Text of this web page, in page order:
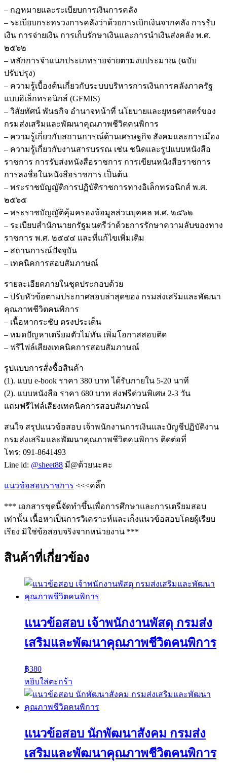
– กฎหมายและระเบียบการเงินการคลัง
– ระเบียบกระทรวงการคลังว่าด้วยการเบิกเงินจากคลัง การรับ
เงิน การจ่ายเงิน การเก็บรักษาเงินและการนำเงินส่งคลัง พ.ศ.
๒๕๖๒
– หลักการจำแนกประเภทรายจ่ายตามงบประมาณ (ฉบับ
ปรับปรุง)
– ความรู้เบื้องต้นเกี่ยวกับระบบบริหารการเงินการคลังภาครัฐ
แบบอิเล็กทรอนิกส์ (GFMIS)
– วิสัยทัศน์ พันธกิจ อำนาจหน้าที่ นโยบายและยุทธศาสตร์ของ
กรมส่งเสริมและพัฒนาคุณภาพชีวิตคนพิการ
– ความรู้เกี่ยวกับสถานการณ์ด้านเศรษฐกิจ สังคมและการเมือง
– ความรู้เกี่ยวกับงานสารบรรณ เช่น ชนิดและรูปแบบหนังสือ
ราชการ การรับส่งหนังสือราชการ การเขียนหนังสือราชการ
การลงชื่อในหนังสือราชการ เป็นต้น
– พระราชบัญญัติการปฏิบัติราชการทางอิเล็กทรอนิกส์ พ.ศ.
๒๕๖๕
– พระราชบัญญัติคุ้มครองข้อมูลส่วนบุคคล พ.ศ. ๒๕๖๒
– ระเบียบสำนักนายกรัฐมนตรีว่าด้วยการรักษาความลับของทาง
ราชการ พ.ศ. ๒๕๔๔ และที่แก้ไขเพิ่มเติม
– สถานการณ์ปัจจุบัน
– เทคนิคการสอบสัมภาษณ์
รายละเอียดภายในชุดประกอบด้วย
– ปรับหัวข้อตามประกาศสอบล่าสุดของ กรมส่งเสริมและพัฒนา
คุณภาพชีวิตคนพิการ
– เนื้อหากระชับ ตรงประเด็น
– หมดปัญหาเตรียมตัวไม่ทัน เพิ่มโอกาสสอบติด
– ฟรีไฟล์เสียงเทคนิคการสอบสัมภาษณ์
รูปแบบการสั่งชื้อสินค้า
(1). แบบ e-book ราคา 380 บาท ได้รับภายใน 5-20 นาที
(2). แบบหนังสือ ราคา 680 บาท ส่งฟรีด่วนพิเศษ 2-3 วัน
แถมฟรีไฟล์เสียงเทคนิคการสอบสัมภาษณ์
สนใจ สรุปแนวข้อสอบ เจ้าพนักงานการเงินและบัญชีปฏิบัติงาน
กรมส่งเสริมและพัฒนาคุณภาพชีวิตคนพิการ ติดต่อที่
โทร: 091-8641493
Line id: @sheet88 มี@ด้วยนะคะ
แนวข้อสอบราชการ <<<คลิ๊ก
*** เอกสารชุดนี้จัดทำขึ้นเพื่อการศึกษาและการเตรียมสอบ
เท่านั้น เนื้อหาเป็นการวิเคราะห์และเก็งแนวข้อสอบโดยผู้เรียบ
เรียง มิใช่ข้อสอบจริงจากหน่วยงาน ***
สินค้าที่เกี่ยวข้อง
แนวข้อสอบ เจ้าพนักงานพัสดุ กรมส่ง
เสริมและพัฒนาคุณภาพชีวิตคนพิการ
฿380
หยิบใส่ตะกร้า
แนวข้อสอบ นักพัฒนาสังคม กรมส่ง
เสริมและพัฒนาคุณภาพชีวิตคนพิการ